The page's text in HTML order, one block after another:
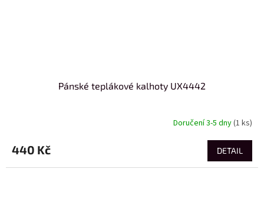
Pánské teplákové kalhoty UX4442
Doručení 3-5 dny(1 ks)
440 Kč DETAIL